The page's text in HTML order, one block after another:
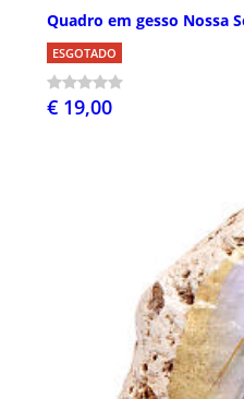
Quadro em gesso Nossa
ESGOTADO
€ 19,00